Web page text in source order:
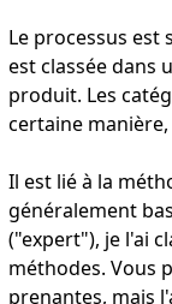
Le processus
est classée dans
produit. Les
certaine manière,
Il est lié à la
généralement
("expert"), je l'ai
méthodes. Vous
prenantes, mais